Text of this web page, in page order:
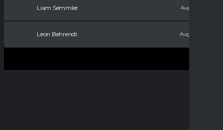
Liam Semmler August 9, 2011
Leon Behrendt August 9, 2017